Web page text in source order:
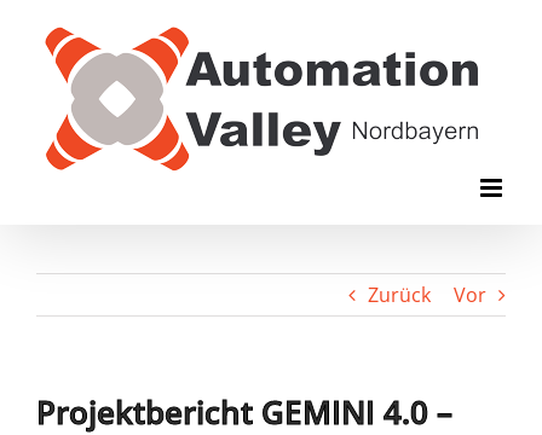
Inhalt
springen
Zurück Vor
Projektbericht GEMINI 4.0 –